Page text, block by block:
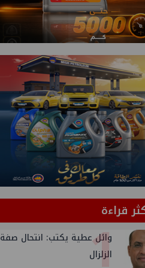
قراءة
وائل عطية يكتب: انتحال صفة
الزلزال